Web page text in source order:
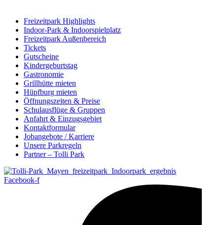
Freizeitpark Highlights
Indoor-Park & Indoorspielplatz
Freizeitpark Außenbereich
Tickets
Gutscheine
Kindergeburtstag
Gastronomie
Grillhütte mieten
Hüpfburg mieten
Öffnungszeiten & Preise
Schulausflüge & Gruppen
Anfahrt & Einzugsgebiet
Kontaktformular
Jobangebote / Karriere
Unsere Parkregeln
Partner – Tolli Park
Facebook-f